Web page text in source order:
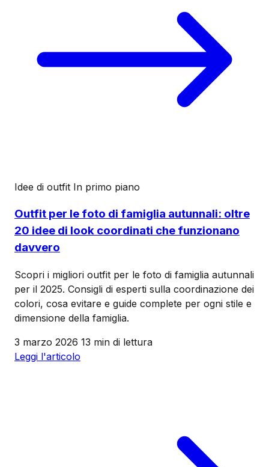
Idee di outfit In primo piano
Outfit per le foto di famiglia autunnali: oltre
20 idee di look coordinati che funzionano
davvero
Scopri i migliori outfit per le foto di famiglia autunnali
per il 2025. Consigli di esperti sulla coordinazione dei
colori, cosa evitare e guide complete per ogni stile e
dimensione della famiglia.
3 marzo 2026 13 min di lettura
Leggi l'articolo